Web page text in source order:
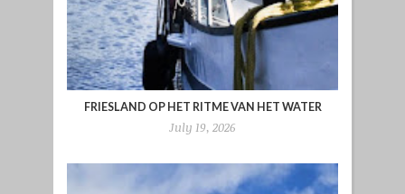
FRIESLAND OP HET RITME VAN HET WATER
July 19, 2026